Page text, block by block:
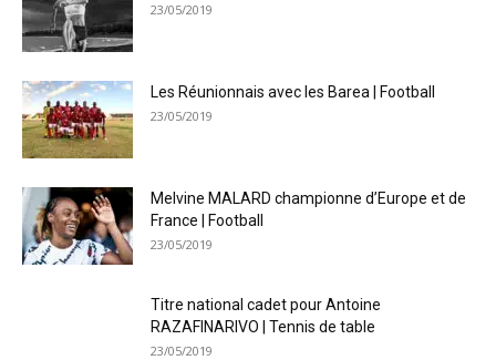
23/05/2019
Les Réunionnais avec les Barea | Football
23/05/2019
Melvine MALARD championne d’Europe et de
France | Football
23/05/2019
Titre national cadet pour Antoine
RAZAFINARIVO | Tennis de table
23/05/2019